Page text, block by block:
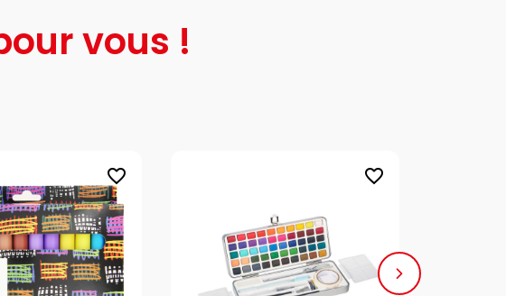
vous !
favorite_border favorite_border